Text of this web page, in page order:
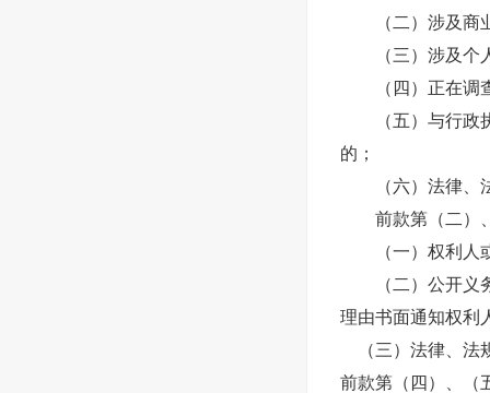
（二）涉及商
（三）涉及个
（四）正在调查
（五）与行政执
的；
（六）法律、法
前款第（二）、
（一）权利人或
（二）公开义务
理由书面通知权利
（三）法律、法
前款第（四）、（